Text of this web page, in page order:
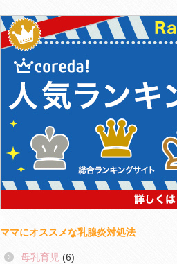
ママにオススメな乳腺炎対処法
母乳育児 (6)